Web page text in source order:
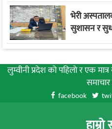
भेरी
सुशासन र
लुम्वीनी प्रदेश को पहिलाे र एक
facebook